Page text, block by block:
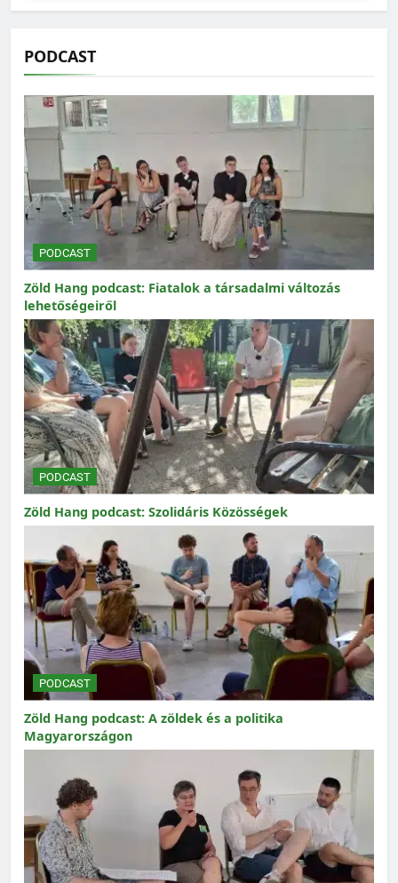
PODCAST
PODCAST
Zöld Hang podcast: Fiatalok a társadalmi változás
lehetőségeiről
PODCAST
Zöld Hang podcast: Szolidáris Közösségek
PODCAST
Zöld Hang podcast: A zöldek és a politika
Magyarországon